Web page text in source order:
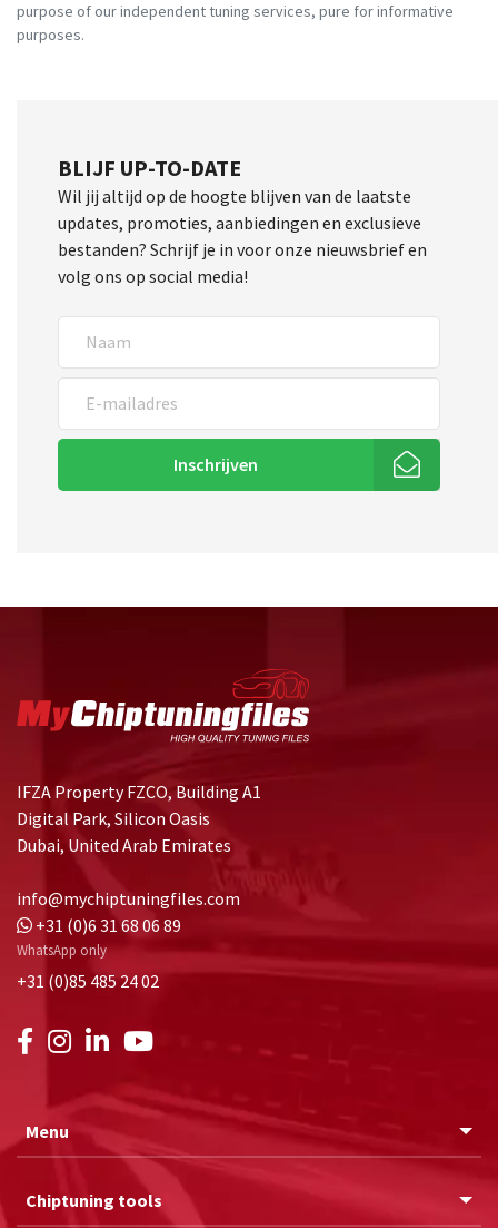
purpose of our independent tuning services, pure for informative
purposes.
BLIJF UP-TO-DATE
Wil jij altijd op de hoogte blijven van de laatste
updates, promoties, aanbiedingen en exclusieve
bestanden? Schrijf je in voor onze nieuwsbrief en
volg ons op social media!
Inschrijven
IFZA Property FZCO, Building A1
Digital Park, Silicon Oasis
Dubai, United Arab Emirates
info@mychiptuningfiles.com
+31 (0)6 31 68 06 89
WhatsApp only
+31 (0)85 485 24 02
Menu
Chiptuning tools